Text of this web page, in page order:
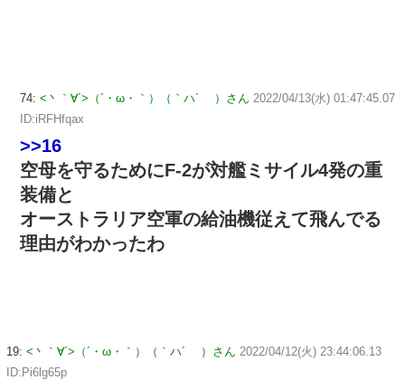
74: <丶｀∀´>（´・ω・｀）（｀ハ´ ）さん 2022/04/13(水) 01:47:45.07
ID:iRFHfqax
>>16
空母を守るためにF-2が対艦ミサイル4発の重
装備と
オーストラリア空軍の給油機従えて飛んでる
理由がわかったわ
19: <丶｀∀´>（´・ω・｀）（｀ハ´ ）さん 2022/04/12(火) 23:44:06.13
ID:Pi6lg65p